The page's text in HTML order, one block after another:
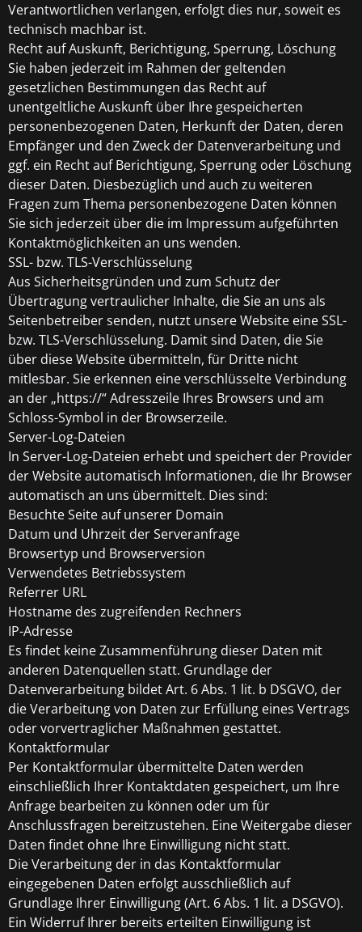
Verantwortlichen verlangen, erfolgt dies nur, soweit es
technisch machbar ist.
Recht auf Auskunft, Berichtigung, Sperrung, Löschung
Sie haben jederzeit im Rahmen der geltenden
gesetzlichen Bestimmungen das Recht auf
unentgeltliche Auskunft über Ihre gespeicherten
personenbezogenen Daten, Herkunft der Daten, deren
Empfänger und den Zweck der Datenverarbeitung und
ggf. ein Recht auf Berichtigung, Sperrung oder Löschung
dieser Daten. Diesbezüglich und auch zu weiteren
Fragen zum Thema personenbezogene Daten können
Sie sich jederzeit über die im Impressum aufgeführten
Kontaktmöglichkeiten an uns wenden.
SSL- bzw. TLS-Verschlüsselung
Aus Sicherheitsgründen und zum Schutz der
Übertragung vertraulicher Inhalte, die Sie an uns als
Seitenbetreiber senden, nutzt unsere Website eine SSL-
bzw. TLS-Verschlüsselung. Damit sind Daten, die Sie
über diese Website übermitteln, für Dritte nicht
mitlesbar. Sie erkennen eine verschlüsselte Verbindung
an der „https://“ Adresszeile Ihres Browsers und am
Schloss-Symbol in der Browserzeile.
Server-Log-Dateien
In Server-Log-Dateien erhebt und speichert der Provider
der Website automatisch Informationen, die Ihr Browser
automatisch an uns übermittelt. Dies sind:
Besuchte Seite auf unserer Domain
Datum und Uhrzeit der Serveranfrage
Browsertyp und Browserversion
Verwendetes Betriebssystem
Referrer URL
Hostname des zugreifenden Rechners
IP-Adresse
Es findet keine Zusammenführung dieser Daten mit
anderen Datenquellen statt. Grundlage der
Datenverarbeitung bildet Art. 6 Abs. 1 lit. b DSGVO, der
die Verarbeitung von Daten zur Erfüllung eines Vertrags
oder vorvertraglicher Maßnahmen gestattet.
Kontaktformular
Per Kontaktformular übermittelte Daten werden
einschließlich Ihrer Kontaktdaten gespeichert, um Ihre
Anfrage bearbeiten zu können oder um für
Anschlussfragen bereitzustehen. Eine Weitergabe dieser
Daten findet ohne Ihre Einwilligung nicht statt.
Die Verarbeitung der in das Kontaktformular
eingegebenen Daten erfolgt ausschließlich auf
Grundlage Ihrer Einwilligung (Art. 6 Abs. 1 lit. a DSGVO).
Ein Widerruf Ihrer bereits erteilten Einwilligung ist